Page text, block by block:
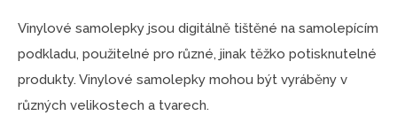
Vinylové samolepky jsou digitálně tištěné na samolepícím
podkladu, použitelné pro různé, jinak těžko potisknutelné
produkty. Vinylové samolepky mohou být vyráběny v
různých velikostech a tvarech.